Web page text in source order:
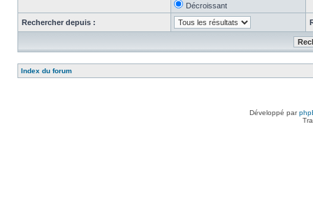
Décroissant
Rechercher depuis :
Index du forum
Développé par